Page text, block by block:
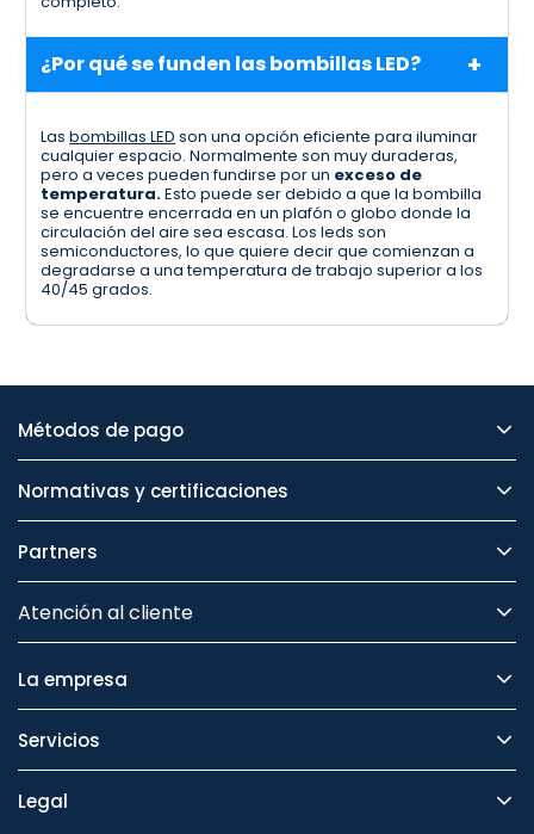
¿Por qué se funden las bombillas LED?
Lasbombillas LED son una opción eficiente para iluminar
cualquier espacio. Normalmente son muy duraderas,
pero a veces pueden fundirse por un exceso de
temperatura.Esto puede ser debido a que la bombilla
se encuentre encerrada en un plafón o globo donde la
circulación del aire sea escasa. Los leds son
semiconductores, lo que quiere decir que comienzan a
degradarse a una temperatura de trabajo superior a los
40/45 grados.
Métodos de pago
Normativas y certificaciones
Partners
Atención al cliente
La empresa
Servicios
Legal